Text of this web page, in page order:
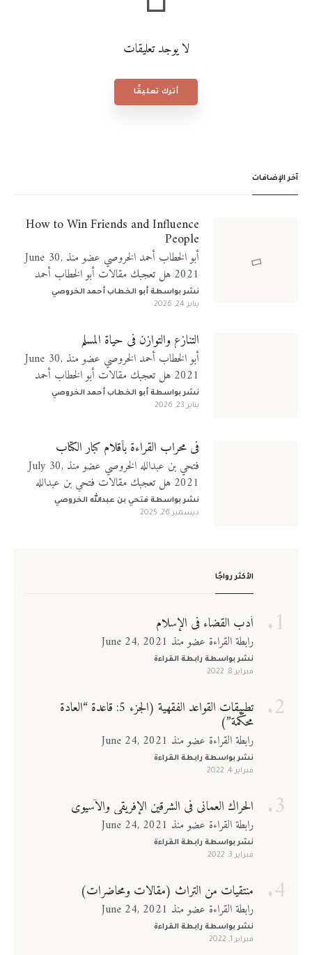
لا يوجد تعليقات
أترك تعليقًا
آخر الإضافات
How to Win Friends and Influence
People
أبو الخطاب أحمد الخروصي عضو منذ June 30,
2021 هل تعجبك مقالات أبو الخطاب أحمد
الخروصي؟ تابعني على منصات التواصل الإجتماعي
نشر بواسطةأبو الخطاب أحمد الخروصي
يناير 24, 2026
التنازع والتوازن في حياة المسلم
أبو الخطاب أحمد الخروصي عضو منذ June 30,
2021 هل تعجبك مقالات أبو الخطاب أحمد
الخروصي؟ تابعني على منصات التواصل الإجتماعي
نشر بواسطةأبو الخطاب أحمد الخروصي
يناير 23, 2026
في محراب القراءة بأقلام كبار الكتّاب
فتحي بن عبدالله الخروصي عضو منذ July 30,
2021 هل تعجبك مقالات فتحي بن عبدالله
الخروصي؟ تابعني على منصات التواصل الإجتماعي
نشر بواسطةفتحي بن عبدالله الخروصي
ديسمبر 26, 2025
الأكثر رواجًا
أدب القضاء في الإسلام
رابطة القراءة عضو منذ June 24, 2021
نشر بواسطة رابطة القراءة
فبراير 8, 2022
تطبيقات القواعد الفقهية (الجزء 5: قاعدة “العادة
محكّمة”)
رابطة القراءة عضو منذ June 24, 2021
نشر بواسطة رابطة القراءة
فبراير 4, 2022
الحراك العماني في الشرقين الإفريقي والآسيوي
رابطة القراءة عضو منذ June 24, 2021
نشر بواسطة رابطة القراءة
فبراير 3, 2022
منتقيات من التراث (مقالات ومحاضرات)
رابطة القراءة عضو منذ June 24, 2021
نشر بواسطة رابطة القراءة
فبراير 1, 2022